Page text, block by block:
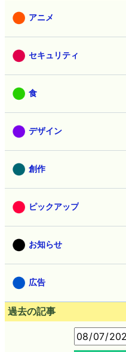
アニメ
セキュリティ
食
デザイン
創作
ピックアップ
お知らせ
広告
過去の記事